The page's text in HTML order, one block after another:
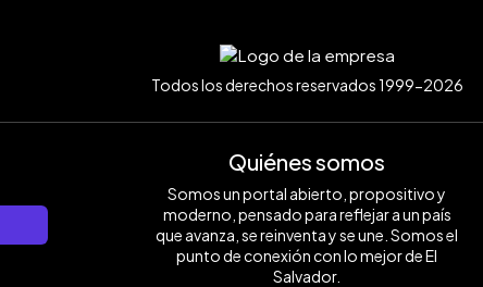
Todos los derechos reservados 1999-2026
Quiénes somos
Somos un portal abierto, propositivo y
moderno, pensado para reflejar a un país
que avanza, se reinventa y se une. Somos el
punto de conexión con lo mejor de El
Salvador.